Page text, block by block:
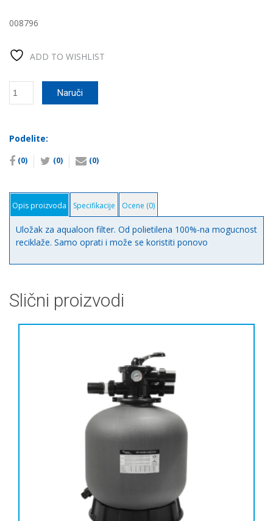
008796
ADD TO WISHLIST
VLAKNA
ZA
количина
Naruči
Podelite:
(0) (0) (0)
Opis proizvoda Specifikacije Ocene (0)
Uložak za aqualoon filter. Od polietilena 100%-na mogucnost
reciklaže. Samo oprati i može se koristiti ponovo
Slični proizvodi